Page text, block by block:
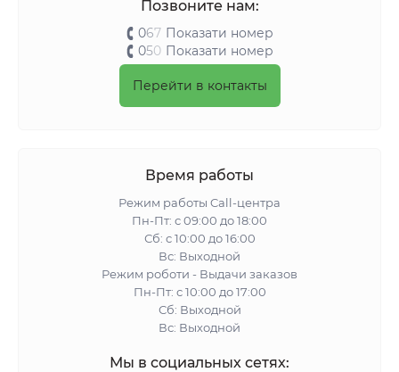
Позвоните нам:
067 Показати номер
050 Показати номер
Перейти в контакты
Время работы
Режим работы Call-центра
Пн-Пт: с 09:00 до 18:00
Сб: с 10:00 до 16:00
Вс: Выходной
Режим роботи - Выдачи заказов
Пн-Пт: с 10:00 до 17:00
Сб: Выходной
Вс: Выходной
Мы в социальных сетях: